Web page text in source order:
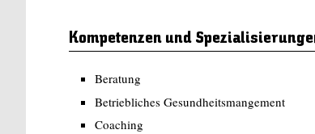
Kompetenzen und
Beratung
Betriebliches Gesundheitsmangement
Coaching